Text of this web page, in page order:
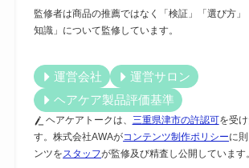
監修者は商品の推薦ではなく「検証」「選び方」
知識」について監修しています。
運営会社
運営サロン
ヘアケア製品評価基準
ヘアケアトークは、 三重県津市の許認可を受
す。株式会社AWAがコンテンツ制作ポリシーに
ンツを スタッフが監修及び精査し公開しています